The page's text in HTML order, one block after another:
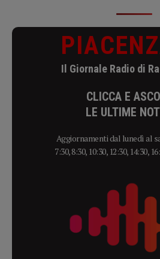
Il Giornale Radio di
CLICCA E
LE ULTIME
Aggiornamenti dal lunedì al
7:30, 8:30, 10:30, 12:30, 14:30,